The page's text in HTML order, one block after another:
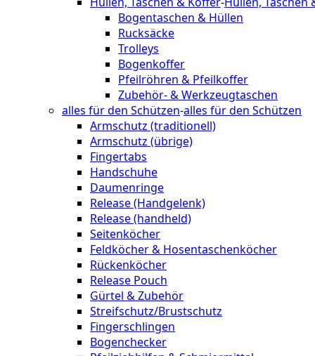
Bogentaschen & Hüllen
Rucksäcke
Trolleys
Bogenkoffer
Pfeilröhren & Pfeilkoffer
Zubehör- & Werkzeugtaschen
alles für den Schützen-alles für den Schützen
Armschutz (traditionell)
Armschutz (übrige)
Fingertabs
Handschuhe
Daumenringe
Release (Handgelenk)
Release (handheld)
Seitenköcher
Feldköcher & Hosentaschenköcher
Rückenköcher
Release Pouch
Gürtel & Zubehör
Streifschutz/Brustschutz
Fingerschlingen
Bogenchecker